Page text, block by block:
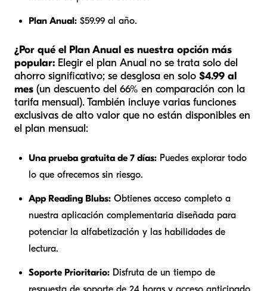
Plan Anual: $59.99 al año.
¿Por qué el Plan Anual es nuestra opción más
popular: Elegir el plan Anual no se trata solo del
ahorro significativo; se desglosa en solo $4.99 al
mes (un descuento del 66% en comparación con la
tarifa mensual). También incluye varias funciones
exclusivas de alto valor que no están disponibles en
el plan mensual:
Una prueba gratuita de 7 días: Puedes explorar todo
lo que ofrecemos sin riesgo.
App Reading Blubs: Obtienes acceso completo a
nuestra aplicación complementaria diseñada para
potenciar la alfabetización y las habilidades de
lectura.
Soporte Prioritario: Disfruta de un tiempo de